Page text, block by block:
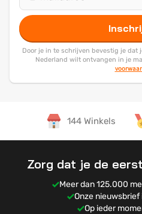
Door je in te schrijven bevestig je dat
Nederland wilt ontvangen in je
144 Winkels
Zorg dat je de
Meer dan 125.000
Onze
Op ieder